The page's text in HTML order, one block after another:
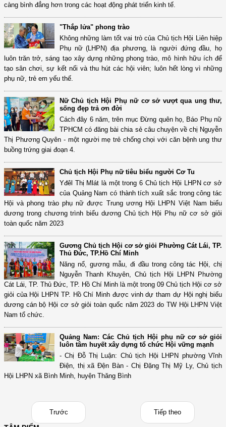
càng bình đẳng hơn trong các hoạt động phát triển kinh tế.
"Thắp lửa" phong trào
Không những làm tốt vai trò của Chủ tịch Hội Liên hiệp
Phụ nữ (LHPN) địa phương, là người đứng đầu, họ
luôn trăn trở, sáng tạo xây dựng những phong trào, mô hình hữu ích để
tạo sân chơi, sự kết nối và thu hút các hội viên; luôn hết lòng vì những
phụ nữ, trẻ em yếu thế.
Nữ Chủ tịch Hội Phụ nữ cơ sở vượt qua ung thư,
sống đẹp trả ơn đời
Cách đây 6 năm, trên mục Đừng quên họ, Báo Phụ nữ
TPHCM có đăng bài chia sẻ câu chuyện về chị Nguyễn
Thị Phương Quyên - một người mẹ trẻ chống chọi với căn bệnh ung thư
buồng trứng giai đoạn 4.
Chủ tịch Hội Phụ nữ tiêu biểu người Cơ Tu
Yđêl Thị Mlát là một trong 6 Chủ tịch Hội LHPN cơ sở
của Quảng Nam có thành tích xuất sắc trong công tác
Hội và phong trào phụ nữ được Trung ương Hội LHPN Việt Nam biểu
dương trong chương trình biểu dương Chủ tịch Hội Phụ nữ cơ sở giỏi
toàn quốc năm 2023
Gương Chủ tịch Hội cơ sở giỏi Phường Cát Lái, TP.
Thủ Đức, TP.Hồ Chí Minh
Năng nổ, gương mẫu, đi đầu trong công tác Hội, chị
Nguyễn Thanh Khuyên, Chủ tịch Hội LHPN Phường
Cát Lái, TP. Thủ Đức, TP. Hồ Chí Minh là một trong 09 Chủ tịch Hội cơ sở
giỏi của Hội LHPN TP. Hồ Chí Minh được vinh dự tham dự Hội nghị biểu
dương cán bộ Hội cơ sở giỏi toàn quốc năm 2023 do TW Hội LHPN Việt
Nam tổ chức.
Quảng Nam: Các Chủ tịch Hội phụ nữ cơ sở giỏi
luôn tâm huyết xây dựng tổ chức Hội vững mạnh
- Chị Đỗ Thị Luận: Chủ tịch Hội LHPN phường Vĩnh
Điện, thị xã Đện Bàn - Chị Đặng Thị Mỹ Ly, Chủ tịch
Hội LHPN xã Bình Minh, huyện Thăng Bình
Trước Tiếp theo